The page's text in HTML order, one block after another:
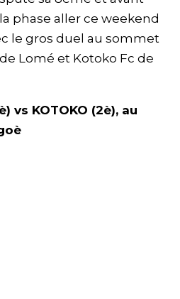
phase aller ce weekend
le gros duel au sommet
Lomé et Kotoko Fc de
vs KOTOKO (2è), au